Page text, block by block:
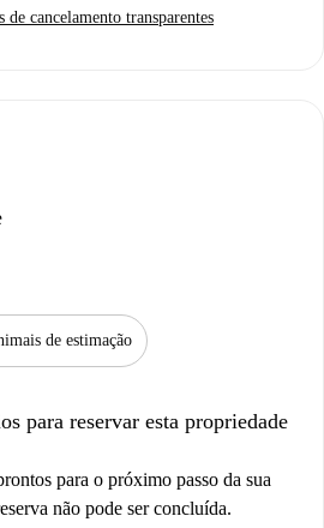
de cancelamento transparentes
de estimação
para reservar esta propriedade
para o próximo passo da sua
não pode ser concluída.